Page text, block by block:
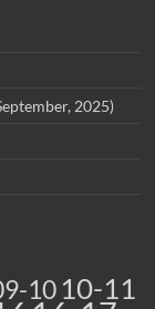
2025)
10 10-11